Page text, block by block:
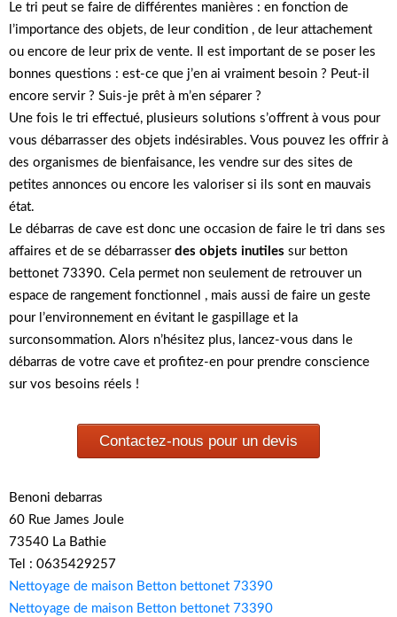
Le tri peut se faire de différentes manières : en fonction de
l’importance des objets, de leur condition , de leur attachement
ou encore de leur prix de vente. Il est important de se poser les
bonnes questions : est-ce que j’en ai vraiment besoin ? Peut-il
encore servir ? Suis-je prêt à m’en séparer ?
Une fois le tri effectué, plusieurs solutions s’offrent à vous pour
vous débarrasser des objets indésirables. Vous pouvez les offrir à
des organismes de bienfaisance, les vendre sur des sites de
petites annonces ou encore les valoriser si ils sont en mauvais
état.
Le débarras de cave est donc une occasion de faire le tri dans ses
affaires et de se débarrasser des objets inutiles sur betton
bettonet 73390. Cela permet non seulement de retrouver un
espace de rangement fonctionnel , mais aussi de faire un geste
pour l’environnement en évitant le gaspillage et la
surconsommation. Alors n’hésitez plus, lancez-vous dans le
débarras de votre cave et profitez-en pour prendre conscience
sur vos besoins réels !
Contactez-nous pour un devis
Benoni debarras
60 Rue James Joule
73540 La Bathie
Tel : 0635429257
Nettoyage de maison Betton bettonet 73390
Nettoyage de maison Betton bettonet 73390